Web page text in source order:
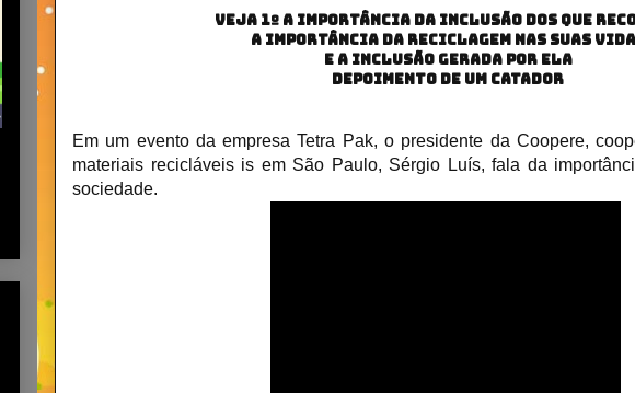
VEJA 1º A IMPORTÂNCIA DA INCLUSÃO DOS QUE
A IMPORTÂNCIA DA RECICLAGEM NAS SUAS
E A INCLUSÃO GERADA POR ELA
DEPOIMENTO DE UM CATADOR
Em um evento da empresa Tetra Pak, o presidente da Coopere,
materiais recicláveis is em São Paulo, Sérgio Luís, fala da
sociedade.